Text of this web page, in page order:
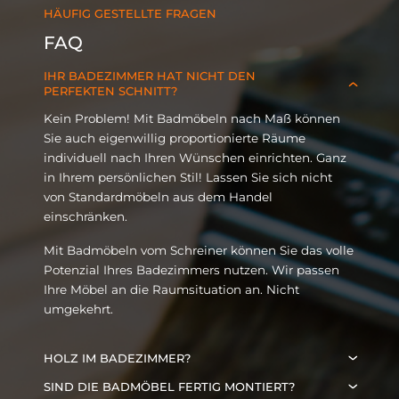
HÄUFIG GESTELLTE FRAGEN
FAQ
IHR BADEZIMMER HAT NICHT DEN
PERFEKTEN SCHNITT?
Kein Problem! Mit Badmöbeln nach Maß können
Sie auch eigenwillig proportionierte Räume
individuell nach Ihren Wünschen einrichten. Ganz
in Ihrem persönlichen Stil! Lassen Sie sich nicht
von Standardmöbeln aus dem Handel
einschränken.
Mit Badmöbeln vom Schreiner können Sie das volle
Potenzial Ihres Badezimmers nutzen. Wir passen
Ihre Möbel an die Raumsituation an. Nicht
umgekehrt.
HOLZ IM BADEZIMMER?
Holz ist in der Tat ein gut geeigneter Werkstoff für
SIND DIE BADMÖBEL FERTIG MONTIERT?